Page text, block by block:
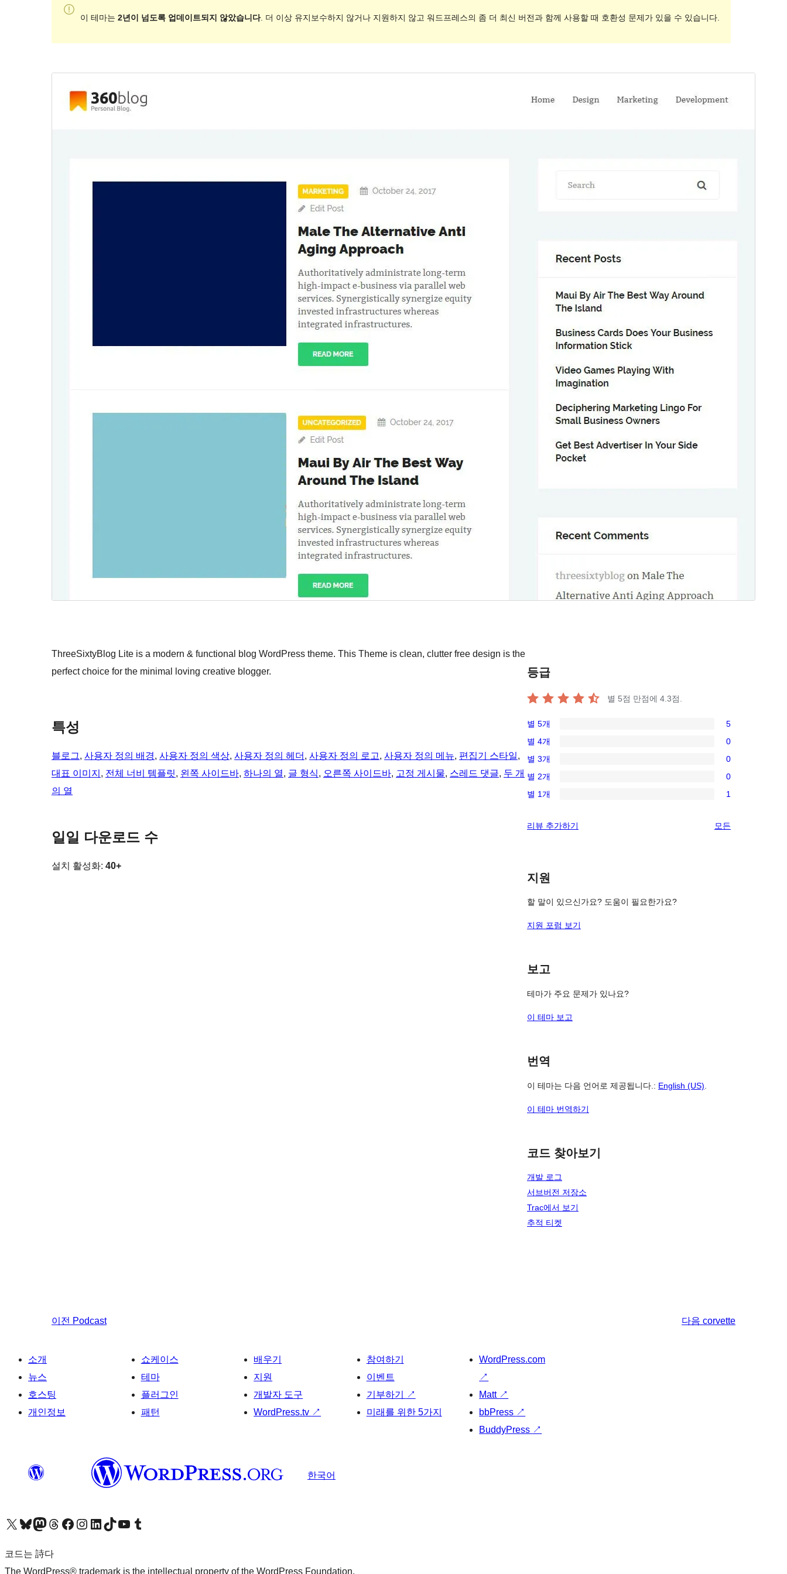
이 테마는 2년이 넘도록 업데이트되지 않았습니다. 더 이상 유지보수하지 않거나 지원하지 않고 워드프레스의 좀 더 최신 버전과 함께 사용할 때 호환성 문제가 있을 수 있습니다.
버전
1.6.4
ThreeSixtyBlog Lite is a modern & functional blog WordPress theme. This Theme is clean, clutter free design is the
perfect choice for the minimal loving creative blogger.
특성
블로그, 사용자 정의 배경, 사용자 정의 색상, 사용자 정의 헤더 , 사용자 정의 로고, 사용자 정의 메뉴, 편집기 스타일
대표 이미지 , 전체 너비 템플릿, 왼쪽 사이드바, 하나의 열, 글 형식, 오른쪽 사이드바, 고정 게시물, 스레드 댓글, 두 개
의 열
일일 다운로드 수
설치 활성화: 40+
등급
별 5점 만점에 4.3점.
5/5-
별
점
후
기
별 5개 5
0/4-
별
점
후
별 4개 0
0/3-
별
점
기
별 3개 0
0/2-
별
후
별 2개 0
1/1-
점
별 1개 1
리뷰 추가하기 모든
지원
할 말이 있으신가요? 도움이 필요한가요?
지원 포럼 보기
보고
테마가 주요 문제가 있나요?
이 테마 보고
번역
이 테마는 다음 언어로 제공됩니다.: English (US)
이 테마 번역하기
코드 찾아보기
개발 로그
서브버전 저장소
Trac에서 보기
추적 티켓
이전 Podcast 다음 corvette
소개
뉴스
호스팅
개인정보
쇼케이스
테마
플러그인
패턴
배우기
지원
개발자 도구
WordPress.tv ↗
참여하기
이벤트
기부하기
↗
미래를 위한 5가지
WordPress.com
↗
Matt ↗
bbPress ↗
BuddyPress ↗
한국어
X(이전 트위터) 계정 방문하기블루스카이 계정 방문하기마스토돈 계정 방문하기스레드 계정 방문하기 페이스북 페이지 방문하기인스타그램 계정 방문하기 LinkedIn 계정 방문하기틱톡 계정 방문하기유튜브 채널 방문하기 텀블러 계정 방문하기
코드는 詩다
The WordPress® trademark is the intellectual property of the WordPress Foundation.